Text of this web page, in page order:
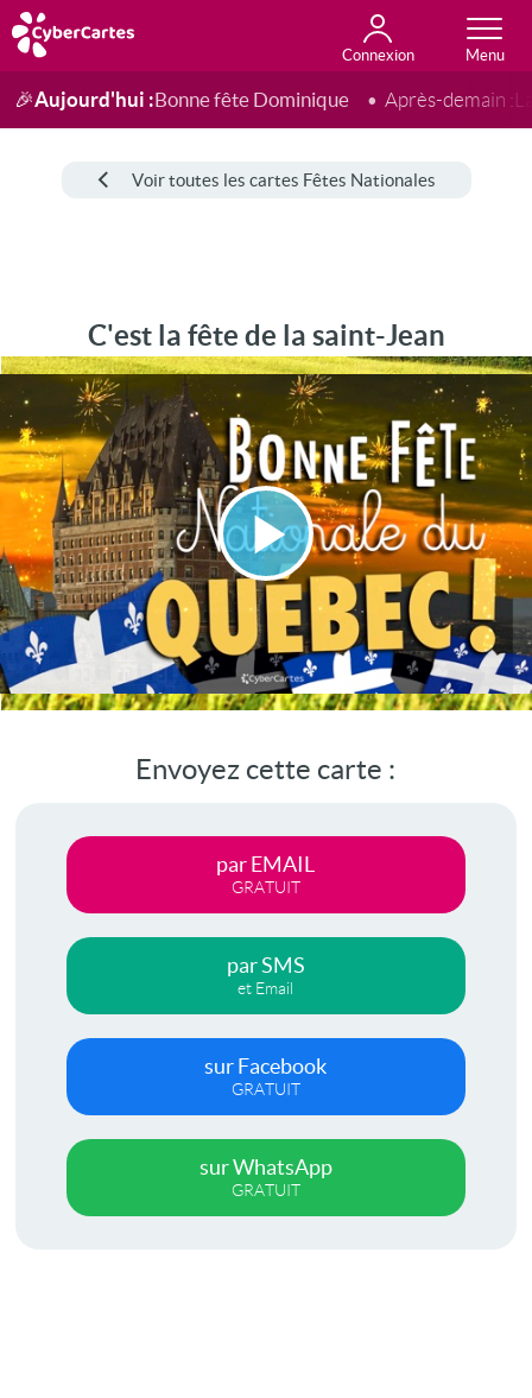
Connexion
Anniversaire
Fête du jour
Amour
Amitié
Merci
Toutes les cartes
🎉Aujourd'hui :Bonne fête Dominique Après-demain :
Voir toutes les cartes Fêtes Nationales
C'est la fête de la saint-Jean
Lire
la
vidéo
Envoyez cette carte :
par EMAIL
GRATUIT
par SMS
et Email
sur Facebook
GRATUIT
sur WhatsApp
GRATUIT